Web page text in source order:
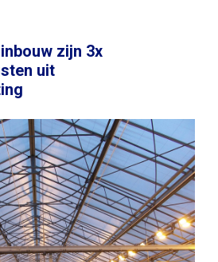
zijn 3x
uit